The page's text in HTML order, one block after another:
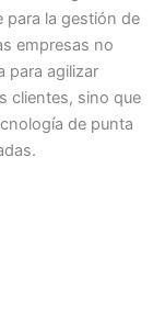
para la gestión de
empresas no
para agilizar
clientes, sino que
de punta